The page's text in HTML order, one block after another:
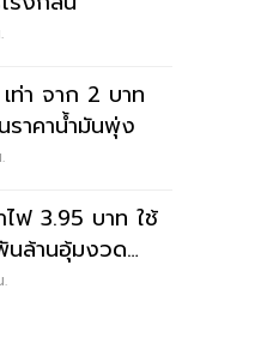
ท่า จาก 2 บาท
ราคาน้ำมันพุ่ง
ไฟ 3.95 บาท ใช้
ล้านอุ้มงวด